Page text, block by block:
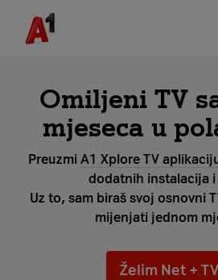
Skip to Main Content
Omiljeni TV
mjeseca u
Preuzmi A1 Xplore TV
dodatnih instalacija
Uz to, sam biraš svoj osnovni
mijenjati jednom
Želim Net + TV